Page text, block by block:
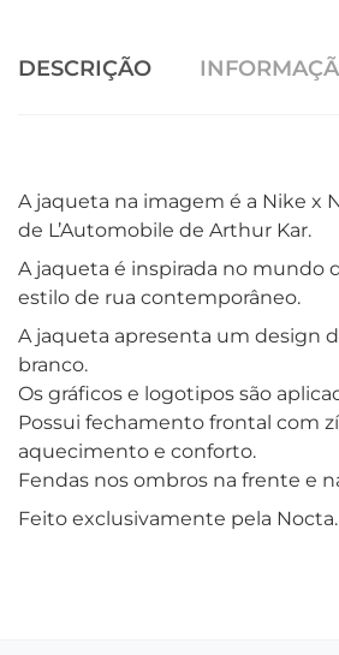
DESCRIÇÃO
A jaqueta na imagem é a Nike x
de L’Automobile de Arthur Kar.
A jaqueta é inspirada no mundo
estilo de rua contemporâneo.
A jaqueta apresenta um design
branco.
Os gráficos e logotipos são
Possui fechamento frontal com
aquecimento e conforto.
Fendas nos ombros na frente e
Feito exclusivamente pela Nocta.